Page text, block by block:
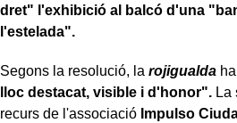
dret" l'exhibició al balcó d'una
l'estelada".
Segons la resolució, la rojigualda
lloc destacat, visible i d'honor". La
recurs de l'associació Impulso